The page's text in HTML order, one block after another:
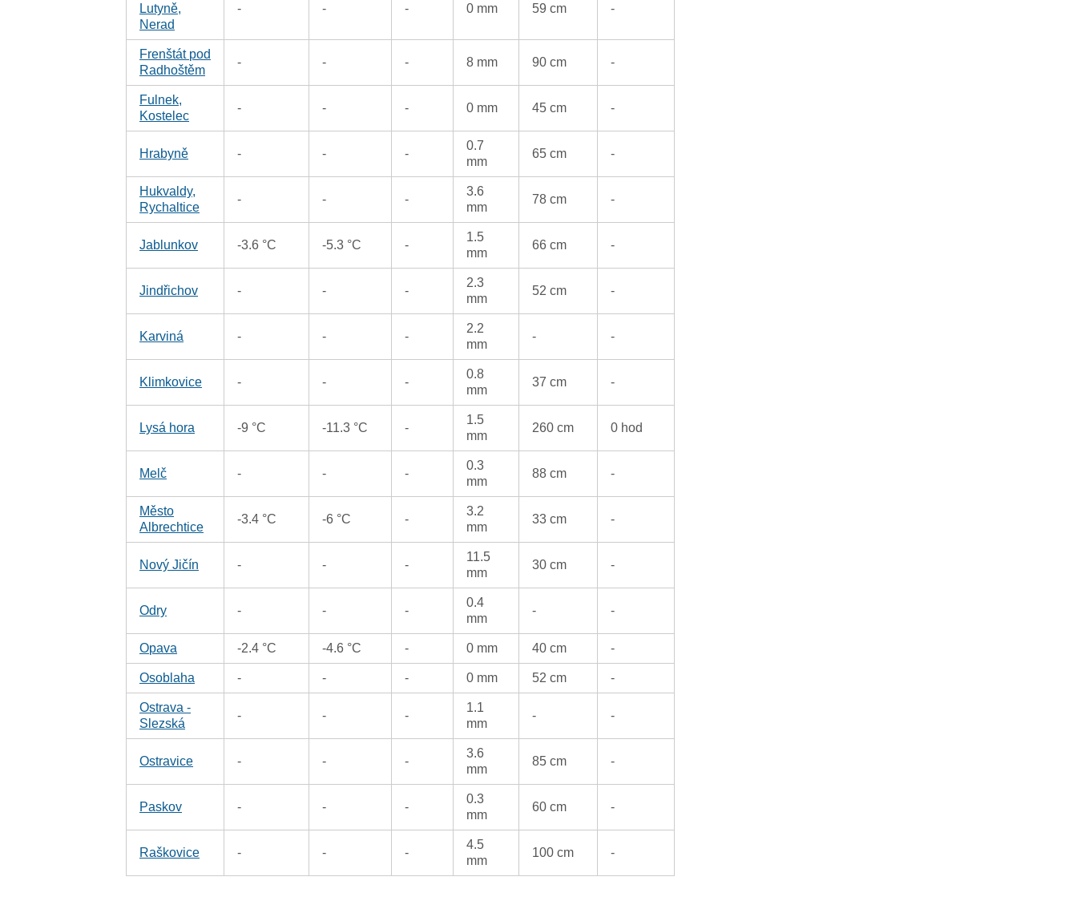
Lutyně,
Nerad
- - - 0 mm 59 cm -
Frenštát pod
Radhoštěm
- - - 8 mm 90 cm -
Fulnek,
Kostelec
- - - 0 mm 45 cm -
Hrabyně - - -
0.7
mm
65 cm -
Hukvaldy,
Rychaltice
- - -
3.6
mm
78 cm -
Jablunkov -3.6 °C -5.3 °C -
1.5
mm
66 cm -
Jindřichov - - -
2.3
mm
52 cm -
Karviná - - -
2.2
mm
- -
Klimkovice - - -
0.8
mm
37 cm -
Lysá hora -9 °C -11.3 °C -
1.5
mm
260 cm 0 hod
Melč - - -
0.3
mm
88 cm -
Město
Albrechtice
-3.4 °C -6 °C -
3.2
mm
33 cm -
Nový Jičín - - -
11.5
mm
30 cm -
Odry - - -
0.4
mm
- -
Opava -2.4 °C -4.6 °C - 0 mm 40 cm -
Osoblaha - - - 0 mm 52 cm -
Ostrava -
Slezská
- - -
1.1
mm
- -
Ostravice - - -
3.6
mm
85 cm -
Paskov - - -
0.3
mm
60 cm -
Raškovice - - -
4.5
mm
100 cm -